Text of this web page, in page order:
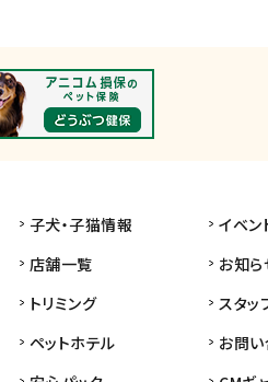
子犬・子猫情報
店舗一覧
トリミング
ペットホテル
イベン
お知ら
スタッ
お問